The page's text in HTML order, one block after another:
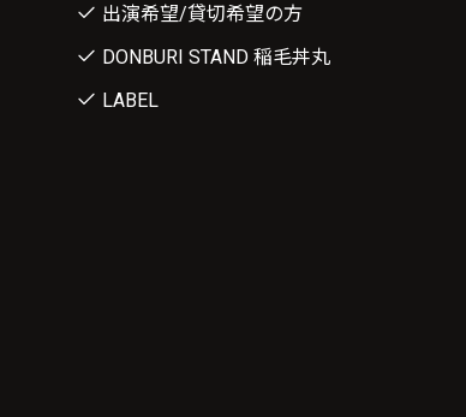
出演希望/貸切希望の方
DONBURI STAND 稲毛丼丸
LABEL